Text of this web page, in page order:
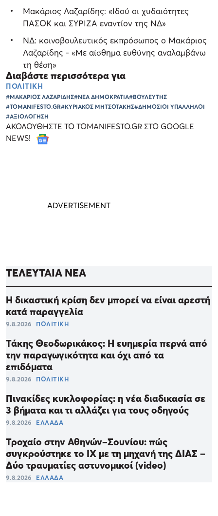
Μακάριος Λαζαρίδης: «Ιδού οι χυδαιότητες
ΠΑΣΟΚ και ΣΥΡΙΖΑ εναντίον της ΝΔ»
ΝΔ: κoινοβουλευτικός εκπρόσωπος ο Μακάριος
Λαζαρίδης - «Με αίσθημα ευθύνης αναλαμβάνω
τη θέση»
Διαβάστε περισσότερα για
ΠΟΛΙΤΙΚΗ
#ΜΑΚΑΡΙΟΣ ΛΑΖΑΡΙΔΗΣ#ΝΕΑ ΔΗΜΟΚΡΑΤΙΑ#ΒΟΥΛΕΥΤΗΣ
#TOMANIFESTO.GR#ΚΥΡΙΑΚΟΣ ΜΗΤΣΟΤΑΚΗΣ#ΔΗΜΟΣΙΟΙ ΥΠΑΛΛΗΛΟΙ
#ΑΞΙΟΛΟΓΗΣΗ
ΑΚΟΛΟΥΘΗΣΤΕ ΤΟ TOMANIFESTO.GR ΣΤΟ GOOGLE
NEWS!
ΤΕΛΕΥΤΑΙΑ ΝΕΑ
Η δικαστική κρίση δεν μπορεί να είναι αρεστή
κατά παραγγελία
9.8.2026 ΠΟΛΙΤΙΚΗ
Τάκης Θεοδωρικάκος: Η ευημερία περνά από
την παραγωγικότητα και όχι από τα
επιδόματα
9.8.2026 ΠΟΛΙΤΙΚΗ
Πινακίδες κυκλοφορίας: η νέα διαδικασία σε
3 βήματα και τι αλλάζει για τους οδηγούς
9.8.2026 ΕΛΛΑΔΑ
Τροχαίο στην Αθηνών–Σουνίου: πώς
συγκρούστηκε το ΙΧ με τη μηχανή της ΔΙΑΣ –
Δύο τραυματίες αστυνομικοί (video)
9.8.2026 ΕΛΛΑΔΑ